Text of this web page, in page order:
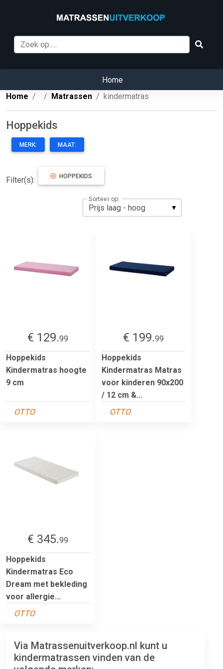
Home
Home
Matrassen kindermatras
Hoppekids
MERK: MAAT:
Filter(s): HOPPEKIDS
Sorteer op:
€ 129.99
Hoppekids
Kindermatras hoogte
9 cm
OTTO
€ 199.99
Hoppekids
Kindermatras Matras
voor kinderen 90x200
/ 12 cm &...
OTTO
€ 345.99
Hoppekids
Kindermatras Eco
Dream met bekleding
voor allergie...
OTTO
Via Matrassenuitverkoop.nl kunt u
kindermatrassen vinden van de